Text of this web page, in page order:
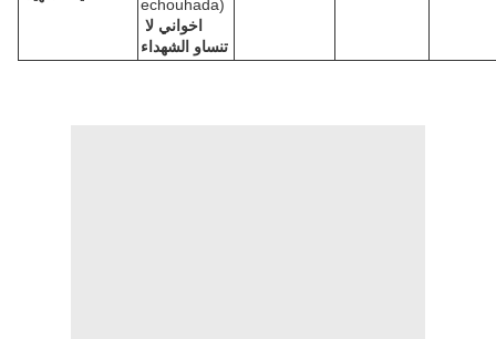
echouhada)
تنساو الشهداء